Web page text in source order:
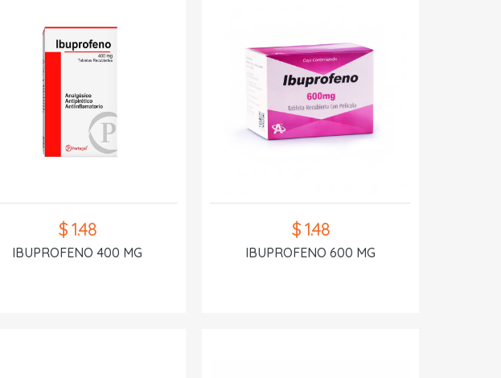
$ 1.48
IBUPROFENO 400 MG
$ 1.48
IBUPROFENO 600 MG